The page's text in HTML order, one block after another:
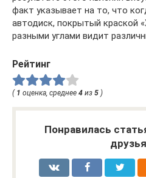
факт указывает на то, что
автодиск, покрытый краской
разными углами видит
Рейтинг
( 1 оценка, среднее 4 из 5 )
Понравилась